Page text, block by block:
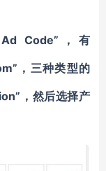
Code”，有
，三种类型的
，然后选择产